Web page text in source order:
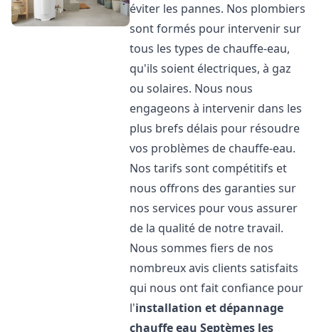
éviter les pannes. Nos plombiers
sont formés pour intervenir sur
tous les types de chauffe-eau,
qu'ils soient électriques, à gaz
ou solaires. Nous nous
engageons à intervenir dans les
plus brefs délais pour résoudre
vos problèmes de chauffe-eau.
Nos tarifs sont compétitifs et
nous offrons des garanties sur
nos services pour vous assurer
de la qualité de notre travail.
Nous sommes fiers de nos
nombreux avis clients satisfaits
qui nous ont fait confiance pour
l'installation et dépannage
chauffe eau Septèmes les